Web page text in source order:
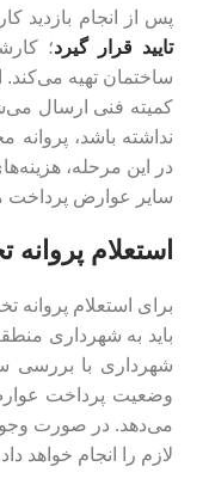
پس از انجام بازدید
تایید قرار گیرد؛
ساختمان تهیه می‌کند.
کمیته فنی ارسال
نداشته باشد،
در این مرحله،
سایر عوارض پرداخت
استعلام
برای استعلام پروانه
باید به شهرداری
شهرداری با بررسی
وضعیت پرداخت
می‌دهد. در صورت
لازم را انجام خواهد